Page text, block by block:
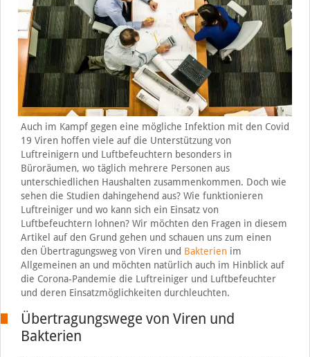
Auch im Kampf gegen eine mögliche Infektion mit den Covid
19 Viren hoffen viele auf die Unterstützung von
Luftreinigern und Luftbefeuchtern besonders in
Büroräumen, wo täglich mehrere Personen aus
unterschiedlichen Haushalten zusammenkommen. Doch wie
sehen die Studien dahingehend aus? Wie funktionieren
Luftreiniger und wo kann sich ein Einsatz von
Luftbefeuchtern lohnen? Wir möchten den Fragen in diesem
Artikel auf den Grund gehen und schauen uns zum einen
den Übertragungsweg von Viren und Bakterienim
Allgemeinen an und möchten natürlich auch im Hinblick auf
die Corona-Pandemie die Luftreiniger und Luftbefeuchter
und deren Einsatzmöglichkeiten durchleuchten.
Übertragungswege von Viren und
Bakterien